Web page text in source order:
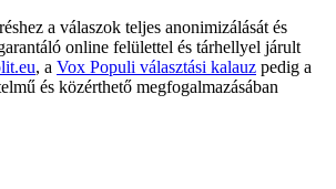
a válaszok teljes anonimizálását és
online felülettel és tárhellyel járult
, a Vox Populi választási kalauz pedig a
és közérthető megfogalmazásában